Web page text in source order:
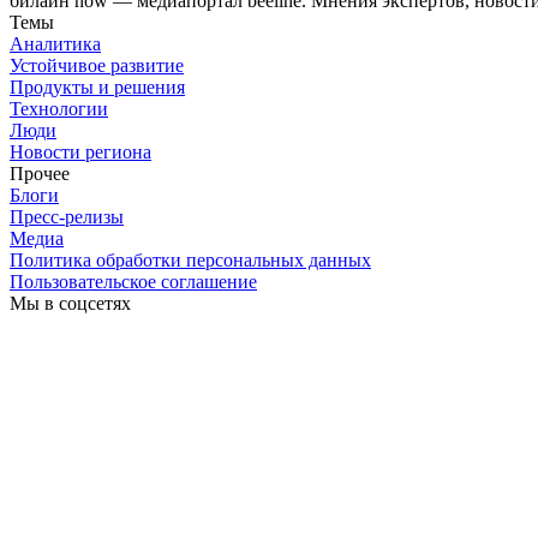
Темы
Аналитика
Устойчивое развитие
Продукты и решения
Технологии
Люди
Новости региона
Прочее
Блоги
Пресс-релизы
Медиа
Политика обработки персональных данных
Пользовательское соглашение
Мы в соцсетях